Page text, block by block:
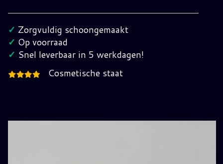
set
6364
Compleet
in
hoeveelheid
✓ Zorgvuldig schoongemaakt
✓ Op voorraad
✓ Snel leverbaar in 5 werkdagen!
Cosmetische staat